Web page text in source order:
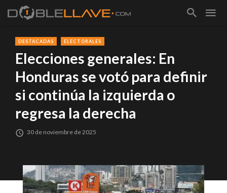
DESTACADAS ELECTORALES
Elecciones generales: En
Honduras se votó para definir
si continúa la izquierda o
regresa la derecha
30 de noviembre de 2025